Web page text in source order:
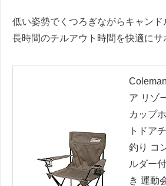
低い姿勢でくつろぎながらキャンド
長時間のチルアウト時間を快適にサ
ア リゾ
カップ
トドア
釣り コ
ルダー
き 運動